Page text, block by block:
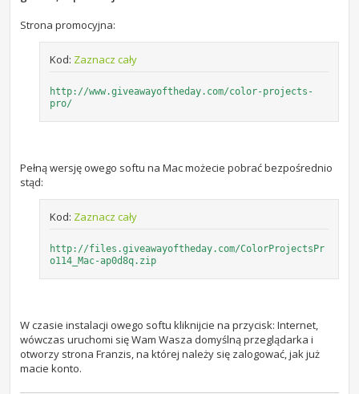
Strona promocyjna:
Kod: Zaznacz cały
http://www.giveawayoftheday.com/color-projects-
pro/
Pełną wersję owego softu na Mac możecie pobrać bezpośrednio
stąd:
Kod: Zaznacz cały
http://files.giveawayoftheday.com/ColorProjectsPr
o114_Mac-ap0d8q.zip
W czasie instalacji owego softu kliknijcie na przycisk: Internet,
wówczas uruchomi się Wam Wasza domyślną przeglądarka i
otworzy strona Franzis, na której należy się zalogować, jak już
macie konto.